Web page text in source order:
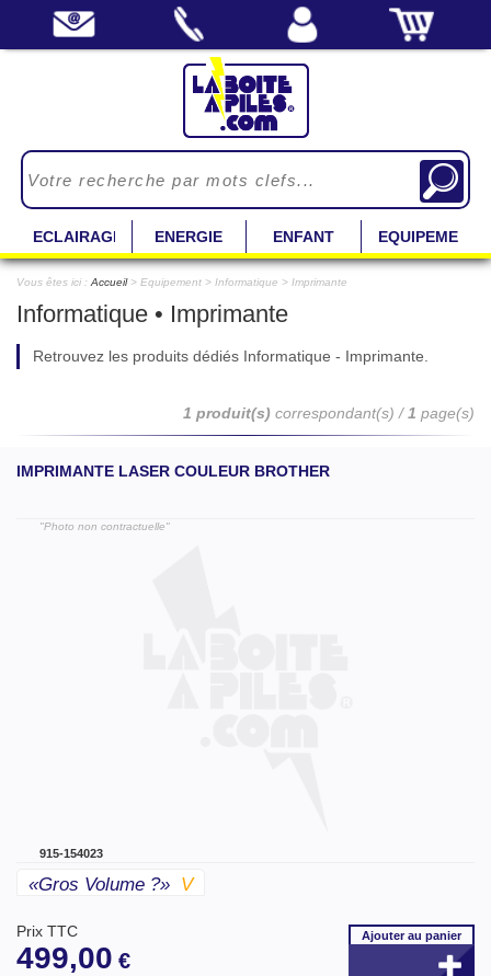
ECLAIRAGE ENERGIE ENFANT EQUIPEMENT
Vous êtes ici : Accueil> Equipement > Informatique > Imprimante
Informatique • Imprimante
Retrouvez les produits dédiés Informatique - Imprimante.
1 produit(s) correspondant(s) /1 page(s)
IMPRIMANTE LASER COULEUR BROTHER
"Photo non contractuelle"
915-154023
«gros Volume ?» V
Prix TTC
499,00 €
Ajouterau panier